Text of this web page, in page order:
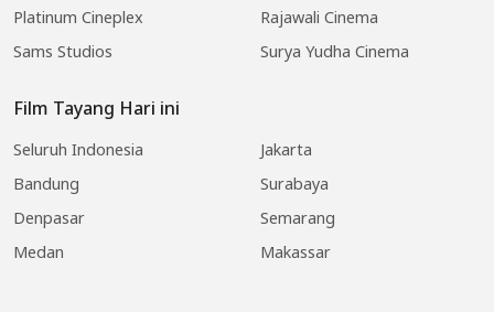
Platinum Cineplex
Rajawali Cinema
Sams Studios
Surya Yudha Cinema
Film Tayang Hari ini
Seluruh Indonesia
Jakarta
Bandung
Surabaya
Denpasar
Semarang
Medan
Makassar